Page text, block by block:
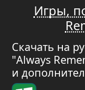
Игры,
Скачать на
"Always
и